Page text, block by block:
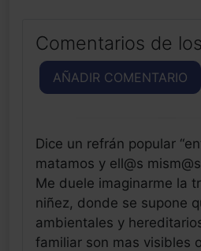
Comentarios de
AÑADIR COMENTARIO
Dice un refrán popular
matamos y ell@s
Me duele imaginarme la
niñez, donde se supone
ambientales y
familiar son mas visibles